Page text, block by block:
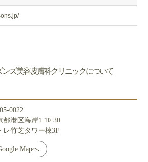
ンズ美容皮膚科クリニックについて
0022
都港区海岸1-10-30
レ竹芝タワー棟3F
Mapへ